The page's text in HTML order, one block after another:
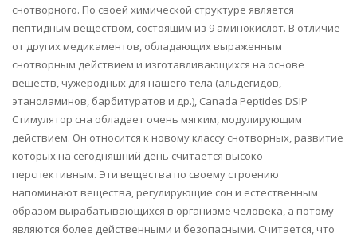
снотворного. По своей химической структуре является
пептидным веществом, состоящим из 9 аминокислот. В отличие
от других медикаментов, обладающих выраженным
снотворным действием и изготавливающихся на основе
веществ, чужеродных для нашего тела (альдегидов,
этаноламинов, барбитуратов и др.), Canada Peptides DSIP
Стимулятор сна обладает очень мягким, модулирующим
действием. Он относится к новому классу снотворных, развитие
которых на сегодняшний день считается высоко
перспективным. Эти вещества по своему строению
напоминают вещества, регулирующие сон и естественным
образом вырабатывающихся в организме человека, а потому
являются более действенными и безопасными. Считается, что